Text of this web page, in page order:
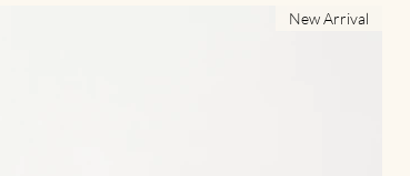
New Arrival